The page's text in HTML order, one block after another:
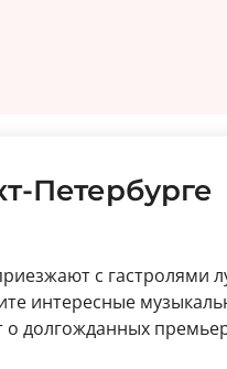
Петербурге
с гастролями
интересные
долгожданных